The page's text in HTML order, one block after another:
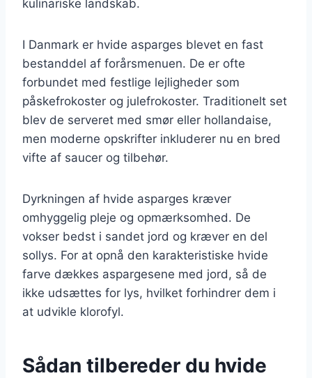
kulinariske landskab.
I Danmark er hvide asparges blevet en fast
bestanddel af forårsmenuen. De er ofte
forbundet med festlige lejligheder som
påskefrokoster og julefrokoster. Traditionelt set
blev de serveret med smør eller hollandaise,
men moderne opskrifter inkluderer nu en bred
vifte af saucer og tilbehør.
Dyrkningen af hvide asparges kræver
omhyggelig pleje og opmærksomhed. De
vokser bedst i sandet jord og kræver en del
sollys. For at opnå den karakteristiske hvide
farve dækkes aspargesene med jord, så de
ikke udsættes for lys, hvilket forhindrer dem i
at udvikle klorofyl.
Sådan tilbereder du hvide